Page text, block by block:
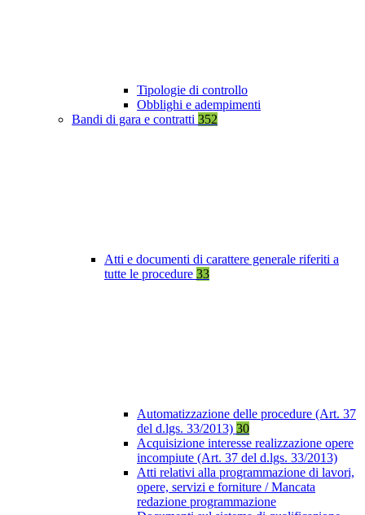
Tipologie di controllo
Obblighi e adempimenti
Bandi di gara e contratti 352
Atti e documenti di carattere generale riferiti a
tutte le procedure 33
Automatizzazione delle procedure (Art. 37
del d.lgs. 33/2013) 30
Acquisizione interesse realizzazione opere
incompiute (Art. 37 del d.lgs. 33/2013)
Atti relativi alla programmazione di lavori,
opere, servizi e forniture / Mancata
redazione programmazione